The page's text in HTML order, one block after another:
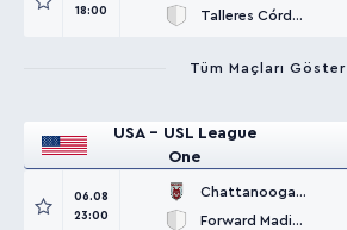
18:00
Talleres Córdoba Res.
Tüm Maçları Göster
USA - USL League
One
06.08
23:00
Chattanooga Red Wolves
Forward Madison